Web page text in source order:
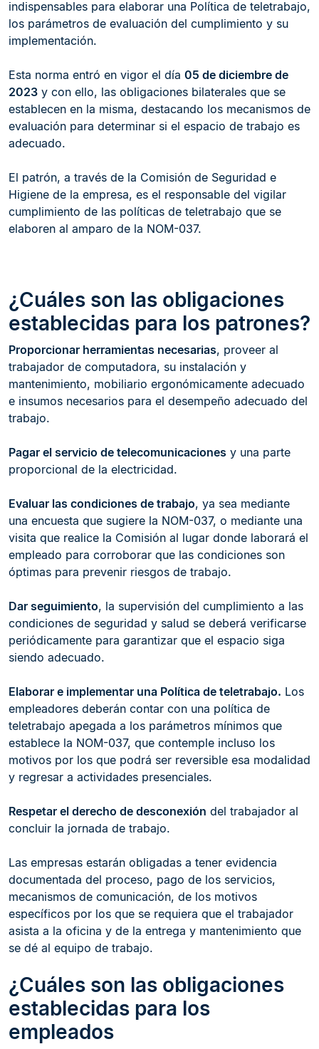
indispensables para elaborar una Política de teletrabajo,
los parámetros de evaluación del cumplimiento y su
implementación.
Esta norma entró en vigor el día 05 de diciembre de
2023 y con ello, las obligaciones bilaterales que se
establecen en la misma, destacando los mecanismos de
evaluación para determinar si el espacio de trabajo es
adecuado.
El patrón, a través de la Comisión de Seguridad e
Higiene de la empresa, es el responsable del vigilar
cumplimiento de las políticas de teletrabajo que se
elaboren al amparo de la NOM-037.
¿Cuáles son las obligaciones
establecidas para los patrones?
Proporcionar herramientas necesarias, proveer al
trabajador de computadora, su instalación y
mantenimiento, mobiliario ergonómicamente adecuado
e insumos necesarios para el desempeño adecuado del
trabajo.
Pagar el servicio de telecomunicaciones y una parte
proporcional de la electricidad.
Evaluar las condiciones de trabajo, ya sea mediante
una encuesta que sugiere la NOM-037, o mediante una
visita que realice la Comisión al lugar donde laborará el
empleado para corroborar que las condiciones son
óptimas para prevenir riesgos de trabajo.
Dar seguimiento, la supervisión del cumplimiento a las
condiciones de seguridad y salud se deberá verificarse
periódicamente para garantizar que el espacio siga
siendo adecuado.
Elaborar e implementar una Política de teletrabajo. Los
empleadores deberán contar con una política de
teletrabajo apegada a los parámetros mínimos que
establece la NOM-037, que contemple incluso los
motivos por los que podrá ser reversible esa modalidad
y regresar a actividades presenciales.
Respetar el derecho de desconexión del trabajador al
concluir la jornada de trabajo.
Las empresas estarán obligadas a tener evidencia
documentada del proceso, pago de los servicios,
mecanismos de comunicación, de los motivos
específicos por los que se requiera que el trabajador
asista a la oficina y de la entrega y mantenimiento que
se dé al equipo de trabajo.
¿Cuáles son las obligaciones
establecidas para los
empleados